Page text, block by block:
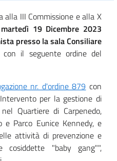
alla III Commissione e alla X
martedì 19 Dicembre 2023
presso la sala Consiliare
con il seguente ordine del
nr. d'ordine 879 con
per la gestione di
Quartiere di Carpenedo,
Parco Eunice Kennedy, e
attività di prevenzione e
cosiddette "baby gang"",